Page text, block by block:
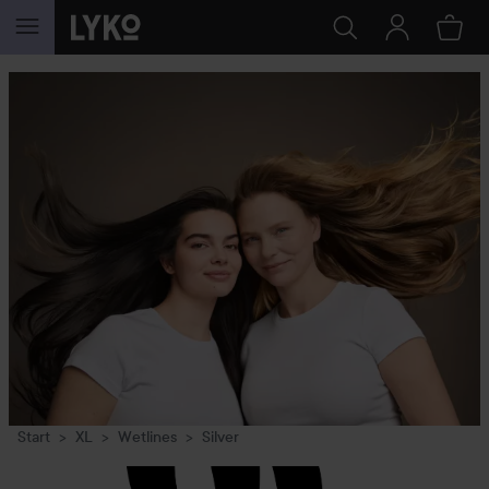
HOPPA TILL INNEHÅLLET
Start XL Wetlines Silver